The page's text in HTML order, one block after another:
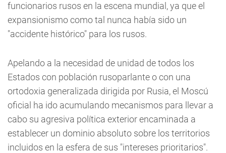
funcionarios rusos en la escena mundial, ya que el
expansionismo como tal nunca había sido un
"accidente histórico" para los rusos.
Apelando a la necesidad de unidad de todos los
Estados con población rusoparlante o con una
ortodoxia generalizada dirigida por Rusia, el Moscú
oficial ha ido acumulando mecanismos para llevar a
cabo su agresiva política exterior encaminada a
establecer un dominio absoluto sobre los territorios
incluidos en la esfera de sus "intereses prioritarios".